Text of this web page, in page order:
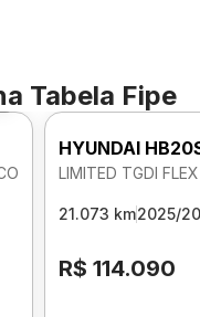
Tabela Fipe
HYUNDAI
LIMITED TGDI
21.073 km2025/
R$ 114.090